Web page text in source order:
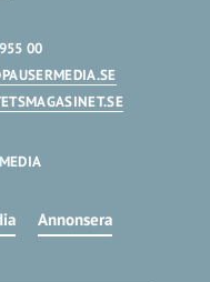
00
Annonsera